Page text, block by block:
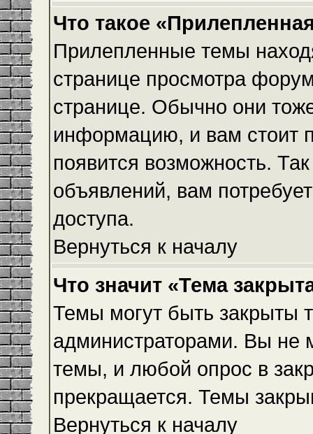
Что такое
Прилепленные темы
странице просмотра
странице. Обычно они
информацию, и вам стоит
появится возможность.
объявлений, вам
доступа.
Вернуться к началу
Что значит «Тема
Темы могут быть закрыты
администраторами. Вы не
темы, и любой опрос в
прекращается. Темы
Вернуться к началу